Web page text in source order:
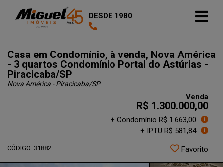
DESDE 1980
Casa em Condomínio, à venda, Nova América
- 3 quartos Condomínio Portal do Astúrias -
Piracicaba/SP
Nova América - Piracicaba/SP
Venda
R$ 1.300.000,00
+ Condomínio R$ 1.663,00
+ IPTU R$ 581,84
CÓDIGO: 31882 Favorito